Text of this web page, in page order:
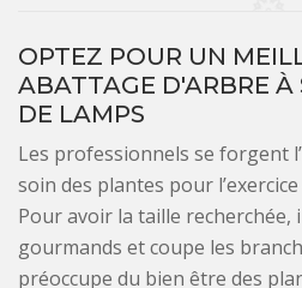
OPTEZ POUR UN
ABATTAGE D'ARBRE
DE LAMPS
Les professionnels se forgent
soin des plantes pour
Pour avoir la taille recherchée,
gourmands et coupe les
préoccupe du bien être des